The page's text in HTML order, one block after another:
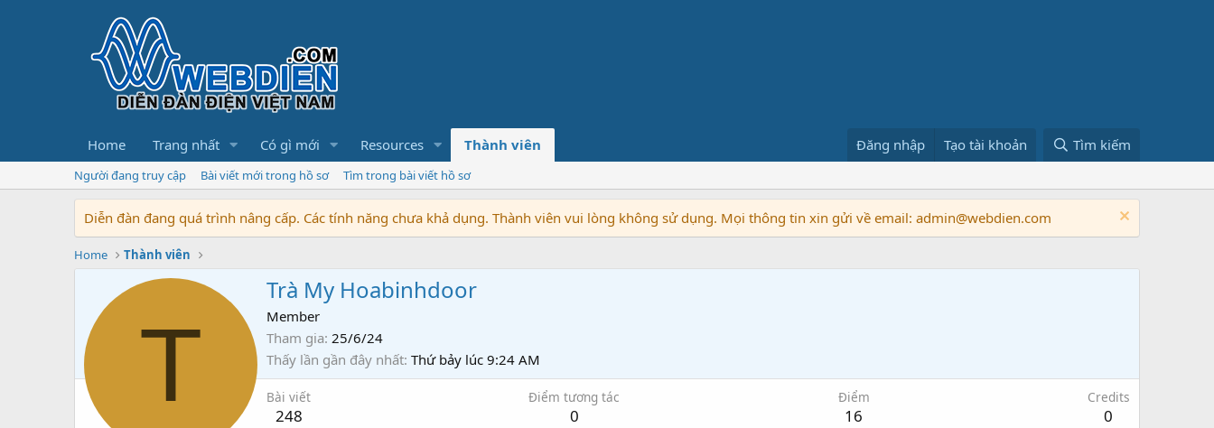
Home Trang nhất Có gì mới Resources Thành viên Đăng nhập Tạo tài khoản Tìm kiếm
Người đang truy cập Bài viết mới trong hồ sơ Tìm trong bài viết hồ sơ
Diễn đàn đang quá trình nâng cấp. Các tính năng chưa khả dụng. Thành viên vui lòng không sử dụng. Mọi thông tin xin gửi về email: admin@webdien.com
Home Thành viên
T
Trà My Hoabinhdoor
Member
Tham gia 25/6/24
Thấy lần gần đây nhất Thứ bảy lúc 9:24 AM
Bài viết
248
Điểm tương tác
0
Điểm
16
Credits
0